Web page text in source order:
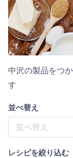
中沢の製品をつ
す
並べ替え
並べ替え
レシピを絞り込む